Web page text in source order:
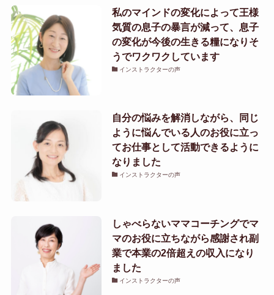
私のマインドの変化によって王様
気質の息子の暴言が減って、息子
の変化が今後の生きる糧になりそ
うでワクワクしています
インストラクターの声
自分の悩みを解消しながら、同じ
ように悩んでいる人のお役に立っ
てお仕事として活動できるように
なりました
インストラクターの声
しゃべらないママコーチングでマ
マのお役に立ちながら感謝され副
業で本業の2倍超えの収入になり
ました
インストラクターの声